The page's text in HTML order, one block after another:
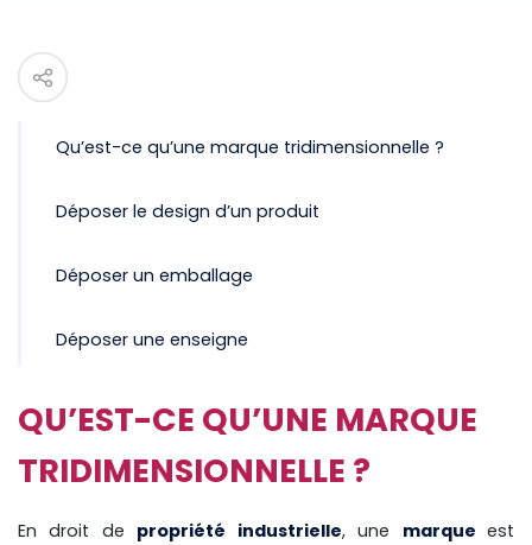
Qu’est-ce qu’une marque tridimensionnelle ?
Déposer le design d’un produit
Déposer un emballage
Déposer une enseigne
QU’EST-CE QU’UNE MARQUE
TRIDIMENSIONNELLE ?
En droit de propriété industrielle, une marqueest